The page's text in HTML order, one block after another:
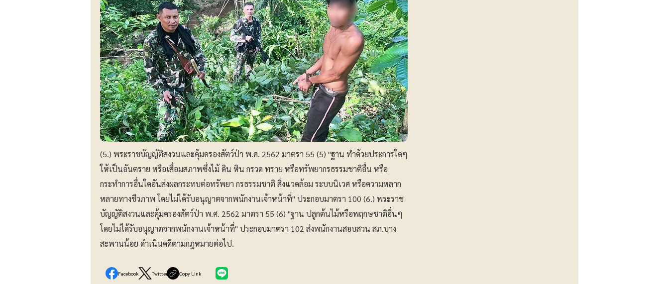
(5.) พระราชบัญญัติสงวนและคุ้มครองสัตว์ป่า พ.ศ. 2562 มาตรา 55 (5) "ฐาน ทำด้วยประการใดๆ
ให้เป็นอันตราย หรือเสื่อมสภาพซึ่งไม้ ดิน หิน กรวด ทราย หรือทรัพยากรธรรมชาติอื่น หรือ
กระทำการอื่นใดอันส่งผลกระทบต่อทรัพยา กรธรรมชาติ สิ่งแวดล้อม ระบบนิเวศ หรือความหลาก
หลายทางชีวภาพ โดยไม่ได้รับอนุญาตจากพนักงานเจ้าหน้าที่" ประกอบมาตรา 100 (6.) พระราช
บัญญัติสงวนและคุ้มครองสัตว์ป่า พ.ศ. 2562 มาตรา 55 (6) "ฐาน ปลูกต้นไม้หรือพฤกษชาติอื่นๆ
โดยไม่ได้รับอนุญาตจากพนักงานเจ้าหน้าที่" ประกอบมาตรา 102 ส่งพนักงานสอบสวน สภ.บาง
สะพานน้อย ดำเนินคดีตามกฎหมายต่อไป.
Facebook Twitter Copy Link